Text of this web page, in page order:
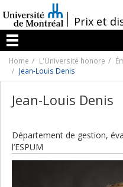
au
contenu
/Prix et
Menu
Home L'Université honore
Jean-Louis Denis
Jean-Louis Denis
Département de gestion,
l’ESPUM